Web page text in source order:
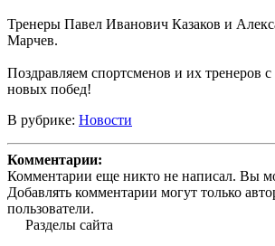
Тренеры Павел Иванович Казаков и
Марчев.
Поздравляем спортсменов и их тренеров
новых побед!
В рубрике: Новости
Комментарии:
Комментарии еще никто не написал. Вы
Добавлять комментарии могут только
пользователи.
Разделы сайта